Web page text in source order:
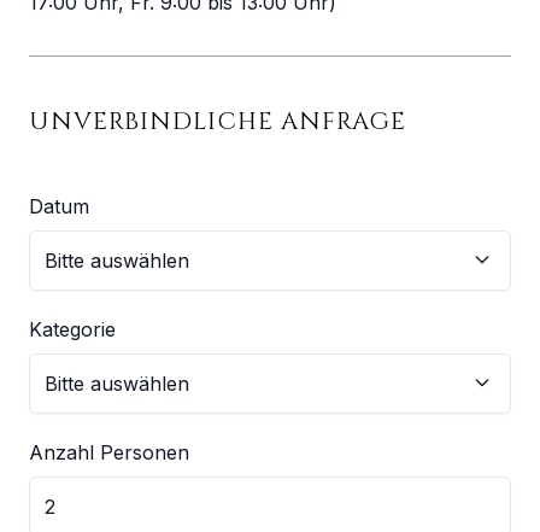
UNVERBINDLICHE ANFRAGE
Datum
Kategorie
Anzahl Personen